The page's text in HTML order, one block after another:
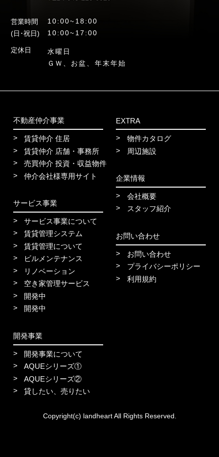
営業時間
10:00~18:00
(日･祝日)
10:00~17:00
定休日
水曜日
ＧＷ、お盆、年末年始
不動産仲介事業
賃貸仲介 住居
賃貸仲介 店舗・事務所
売買仲介 投資・収益物件
仲介会社様専用サイト
サービス事業
サービス事業について
賃貸管理システム
賃貸管理について
ビルメンテナンス
リノベーション
空き家管理サービス
開発中
開発中
開発事業
開発事業について
AQUEシリーズ①
AQUEシリーズ②
貸したい、売りたい
EXTRA
物件カタログ
周辺施設
企業情報
会社概要
スタッフ紹介
お問い合わせ
お問い合わせ
プライバシーポリシー
利用規約
Copyright(c) landheart All Rights Reserved.